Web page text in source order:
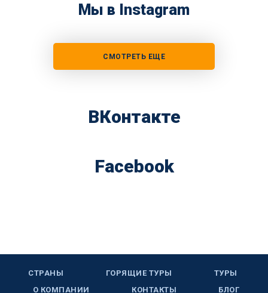
Мы в Instagram
СМОТРЕТЬ ЕЩЕ
ВКонтакте
Facebook
СТРАНЫ ГОРЯЩИЕ ТУРЫ
ТУРЫ
О КОМПАНИИ
КОНТАКТЫ БЛОГ